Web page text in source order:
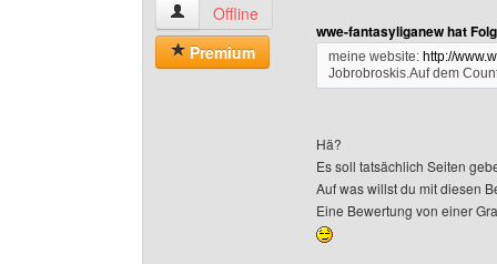
holz-osterholzer Benutzer-Profile anzeigen
Offline
Premium
wwe-fantasyliganew hat
meine website: http://
Jobrobroskis.Auf dem
Hä?
Es soll tatsächlich Seiten
Auf was willst du mit diesen
Eine Bewertung von einer